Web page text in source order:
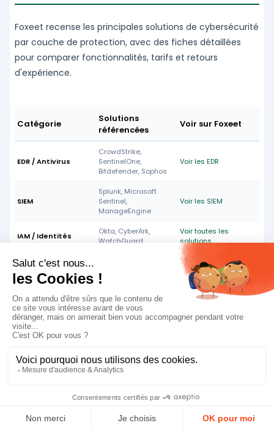
Foxeet recense les principales solutions de cybersécurité
par couche de protection, avec des fiches détaillées
pour comparer fonctionnalités, tarifs et retours
d'expérience.
Catégorie
Solutions
référencées
Voir sur Foxeet
EDR / Antivirus
CrowdStrike,
SentinelOne,
Bitdefender, Sophos
Voir les EDR
SIEM
Splunk, Microsoft
Sentinel,
ManageEngine
Voir les SIEM
IAM / Identités
Okta, CyberArk,
WatchGuard
Voir toutes les
solutions
Acronis
Voir les antivirus
Tout savoir sur
sécurité informatique en
entreprise : le guide complet
en 8 étapes